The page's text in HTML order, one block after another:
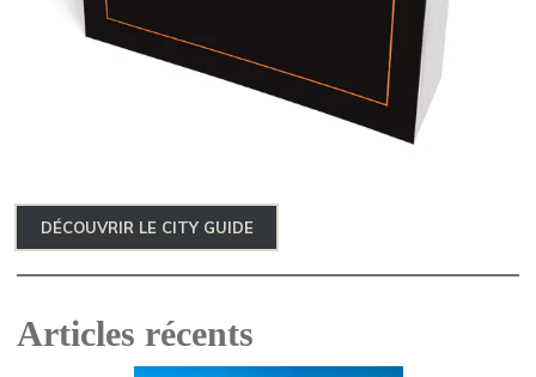
DÉCOUVRIR LE CITY GUIDE
Articles récents